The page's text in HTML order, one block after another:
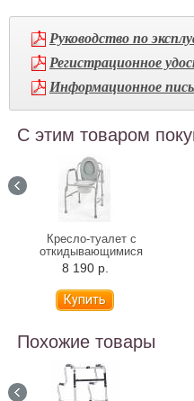
Руководство по
Регистрационное
Информационное
С этим товаром
Кресло-туалет с
откидывающимися
поручнями Barry 10583
8 190 р.
Похожие товары